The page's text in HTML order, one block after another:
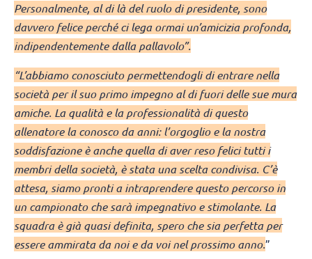
Personalmente, al di là del ruolo di presidente, sono
davvero felice perché ci lega ormai un’amicizia profonda,
indipendentemente dalla pallavolo”.
“L’abbiamo conosciuto permettendogli di entrare nella
società per il suo primo impegno al di fuori delle sue mura
amiche. La qualità e la professionalità di questo
allenatore la conosco da anni: l’orgoglio e la nostra
soddisfazione è anche quella di aver reso felici tutti i
membri della società, è stata una scelta condivisa. C’è
attesa, siamo pronti a intraprendere questo percorso in
un campionato che sarà impegnativo e stimolante. La
squadra è già quasi definita, spero che sia perfetta per
essere ammirata da noi e da voi nel prossimo anno.”